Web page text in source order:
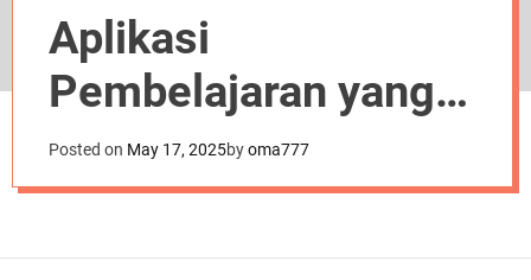
Aplikasi
Pembelajaran yang
Tepat Berdasarkan
Kebutuhan dan Gaya
Belajar Anda
Posted on May 17, 2025byoma777